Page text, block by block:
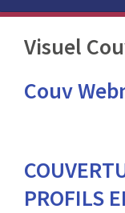
Visuel
Couv
PROFILS